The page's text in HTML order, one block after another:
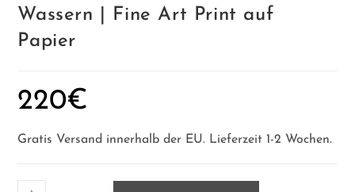
Wassern | Fine Art Print auf
Papier
220€
Gratis Versand innerhalb der EU. Lieferzeit 1-2 Wochen.